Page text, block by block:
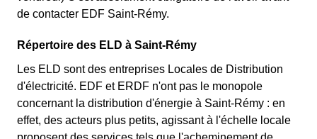
de contacter EDF Saint-Rémy.
Répertoire des ELD à Saint-Rémy
Les ELD sont des entreprises Locales de Distribution
d'électricité. EDF et ERDF n'ont pas le monopole
concernant la distribution d'énergie à Saint-Rémy : en
effet, des acteurs plus petits, agissant à l'échelle locale